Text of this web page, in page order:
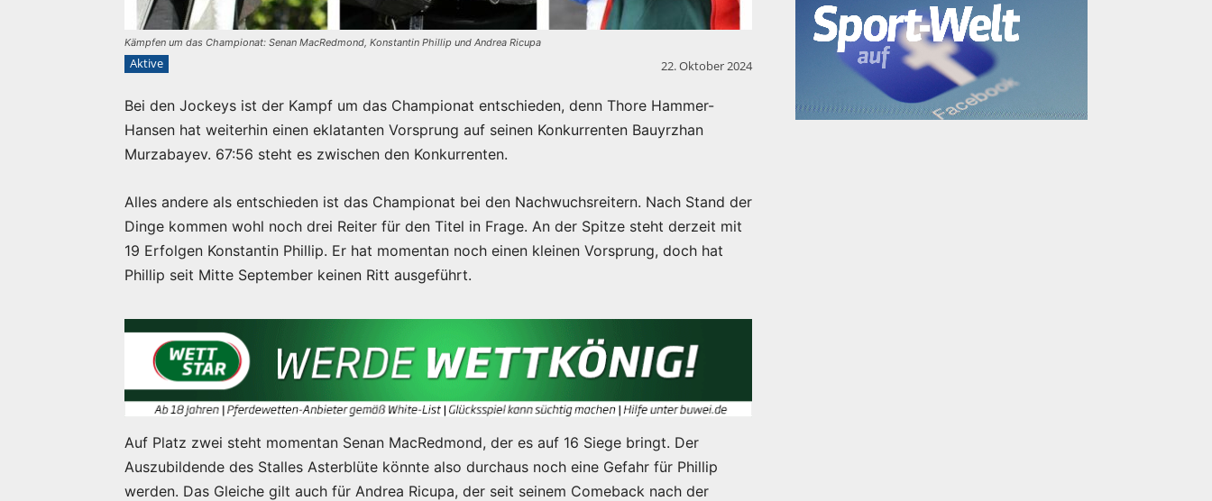
Kämpfen um das Championat: Senan MacRedmond, Konstantin Phillip und Andrea Ricupa
Aktive 22. Oktober 2024
Bei den Jockeys ist der Kampf um das Championat entschieden, denn Thore Hammer-
Hansen hat weiterhin einen eklatanten Vorsprung auf seinen Konkurrenten Bauyrzhan
Murzabayev. 67:56 steht es zwischen den Konkurrenten.
Alles andere als entschieden ist das Championat bei den Nachwuchsreitern. Nach Stand der
Dinge kommen wohl noch drei Reiter für den Titel in Frage. An der Spitze steht derzeit mit
19 Erfolgen Konstantin Phillip. Er hat momentan noch einen kleinen Vorsprung, doch hat
Phillip seit Mitte September keinen Ritt ausgeführt.
Auf Platz zwei steht momentan Senan MacRedmond, der es auf 16 Siege bringt. Der
Auszubildende des Stalles Asterblüte könnte also durchaus noch eine Gefahr für Phillip
werden. Das Gleiche gilt auch für Andrea Ricupa, der seit seinem Comeback nach der